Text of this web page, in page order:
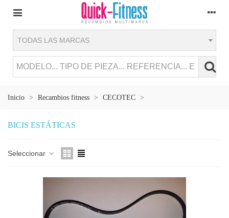
TODAS LAS MARCAS
Inicio > Recambios fitness > CECOTEC >
BICIS ESTÁTICAS
Seleccionar